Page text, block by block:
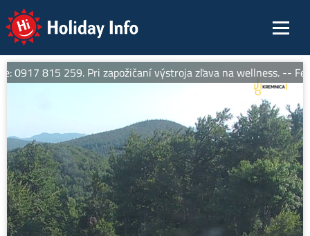
Holiday Info
815 259. Pri zapožičaní výstroja zľava na wellness. --